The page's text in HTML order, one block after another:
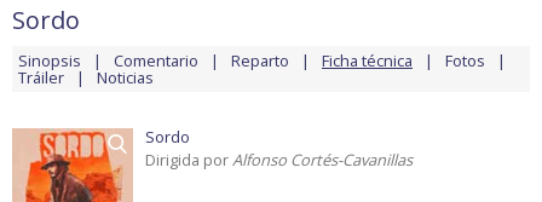
Sordo
Sinopsis Comentario Reparto Ficha técnica Fotos
Tráiler Noticias
Sordo
Dirigida porAlfonso Cortés-Cavanillas